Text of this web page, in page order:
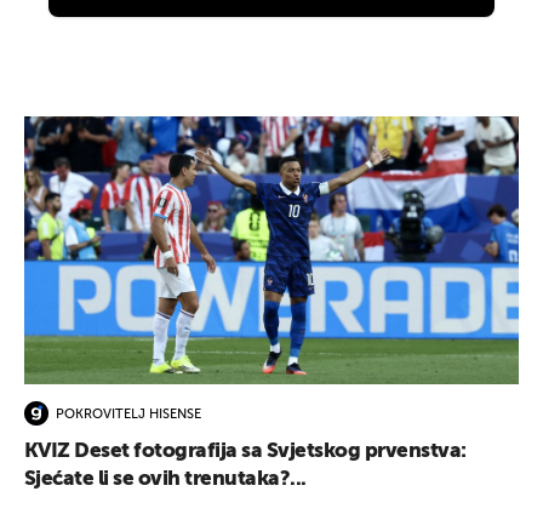
POKROVITELJ HISENSE
KVIZ Deset fotografija sa Svjetskog prvenstva:
Sjećate li se ovih trenutaka?...